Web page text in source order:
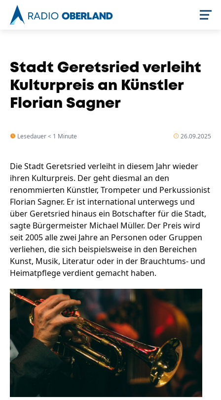
Newsreader
Stellenangebote
Unternehmen
Wandern
Fotobox
Amphibienschutz
Team
Programm
Service
Handwerker
Stadt Geretsried verleiht
Kulturpreis an Künstler
Florian Sagner
Lesedauer < 1 Minute 26.09.2025
Die Stadt Geretsried verleiht in diesem Jahr wieder
ihren Kulturpreis. Der geht diesmal an den
renommierten Künstler, Trompeter und Perkussionist
Florian Sagner. Er ist international unterwegs und
über Geretsried hinaus ein Botschafter für die Stadt,
sagte Bürgermeister Michael Müller. Der Preis wird
seit 2005 alle zwei Jahre an Personen oder Gruppen
verliehen, die sich beispielsweise in den Bereichen
Kunst, Musik, Literatur oder in der Brauchtums- und
Heimatpflege verdient gemacht haben.